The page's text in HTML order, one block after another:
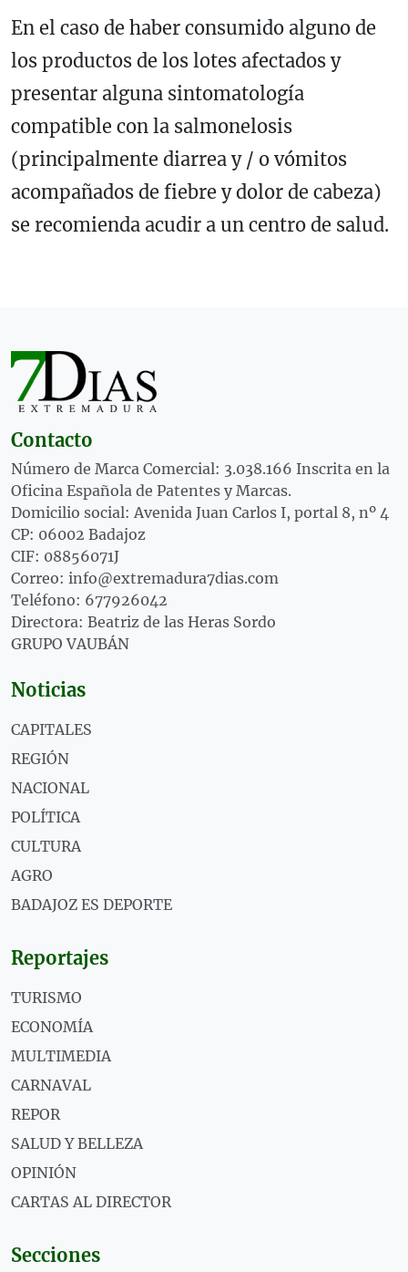
En el caso de haber consumido alguno de
los productos de los lotes afectados y
presentar alguna sintomatología
compatible con la salmonelosis
(principalmente diarrea y / o vómitos
acompañados de fiebre y dolor de cabeza)
se recomienda acudir a un centro de salud.
Contacto
Número de Marca Comercial: 3.038.166 Inscrita en la
Oficina Española de Patentes y Marcas.
Domicilio social: Avenida Juan Carlos I, portal 8, nº 4
CP: 06002 Badajoz
CIF: 08856071J
Correo: info@extremadura7dias.com
Teléfono: 677926042
Directora: Beatriz de las Heras Sordo
GRUPO VAUBÁN
Noticias
CAPITALES
REGIÓN
NACIONAL
POLÍTICA
CULTURA
AGRO
BADAJOZ ES DEPORTE
Reportajes
TURISMO
ECONOMÍA
MULTIMEDIA
CARNAVAL
REPOR
SALUD Y BELLEZA
OPINIÓN
CARTAS AL DIRECTOR
Secciones